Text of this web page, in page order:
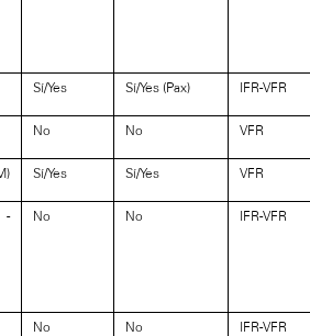
Sí/Yes Sí/Yes (Pax) IFR-VFR
No No VFR
Sí/Yes Sí/Yes VFR
-
No No IFR-VFR
No No IFR-VFR